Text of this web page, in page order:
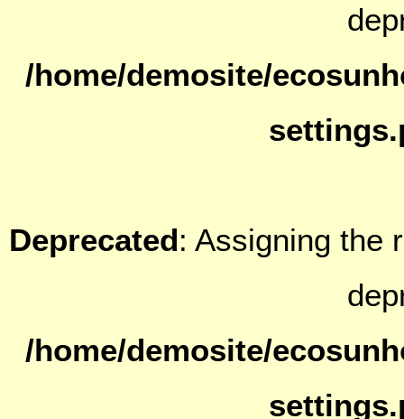
/home/demosite/
Deprecated: Assigning the
/home/demosite/